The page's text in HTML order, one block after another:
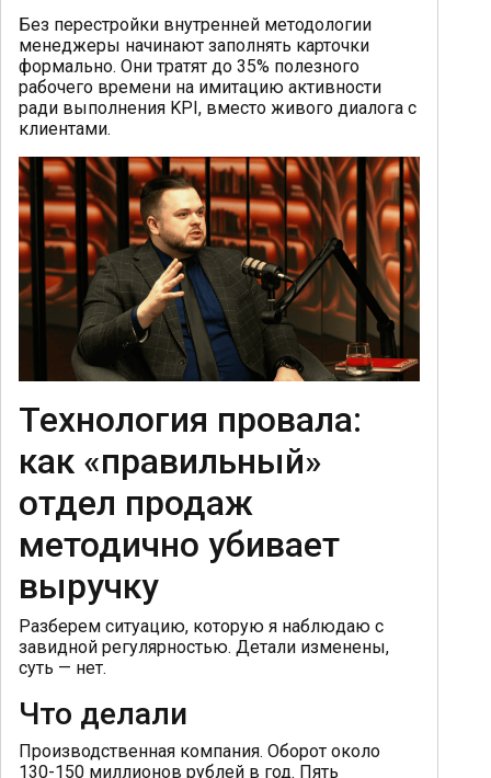
Без перестройки внутренней методологии
менеджеры начинают заполнять карточки
формально. Они тратят до 35% полезного
рабочего времени на имитацию активности
ради выполнения KPI, вместо живого диалога с
клиентами.
Технология провала:
как «правильный»
отдел продаж
методично убивает
выручку
Разберем ситуацию, которую я наблюдаю с
завидной регулярностью. Детали изменены,
суть — нет.
Что делали
Производственная компания. Оборот около
130-150 миллионов рублей в год. Пять